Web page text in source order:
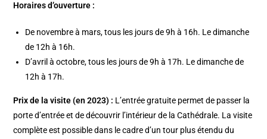
Horaires d’ouverture :
De novembre à mars, tous les jours de 9h à 16h. Le dimanche
de 12h à 16h.
D’avril à octobre, tous les jours de 9h à 17h. Le dimanche de
12h à 17h.
Prix de la visite (en 2023) : L’entrée gratuite permet de passer la
porte d’entrée et de découvrir l’intérieur de la Cathédrale. La visite
complète est possible dans le cadre d’un tour plus étendu du